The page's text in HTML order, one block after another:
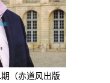
期（赤道风出版